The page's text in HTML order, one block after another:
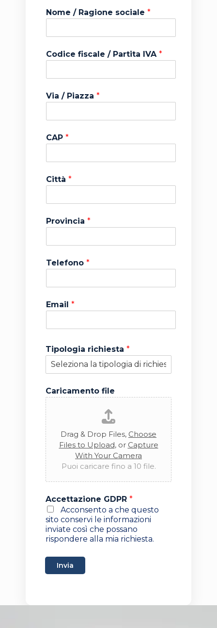
C
I
C
P
e
r
Nome / Ragione sociale *
Codice fiscale / Partita IVA *
Via / Piazza *
CAP *
Città *
Provincia *
Telefono *
Email *
Tipologia richiesta *
Caricamento file
Drag & Drop Files, Choose
Files to Upload, or Capture
With Your Camera
Puoi caricare fino a 10 file.
Accettazione GDPR *
Acconsento a che questo
sito conservi le informazioni
inviate così che possano
rispondere alla mia richiesta.
Invia